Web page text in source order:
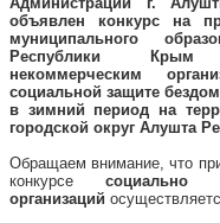
объявлен конкурс на
муниципального
Республики Крым
некоммерческим
социальной защите
в зимний период на
городской округ Алушта
Обращаем внимание, что
конкурсе социально
организаций